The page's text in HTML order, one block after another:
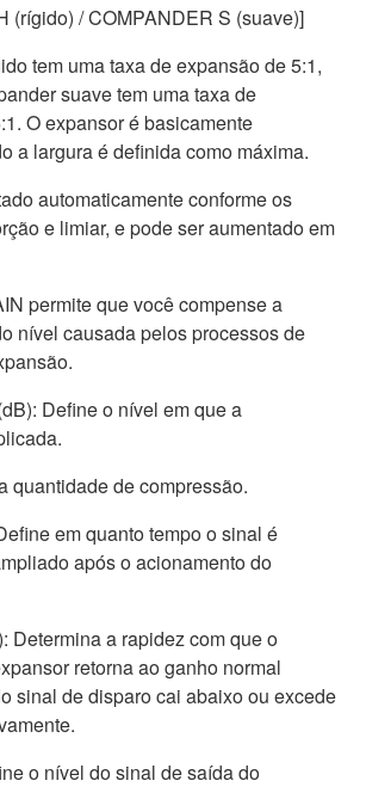
(rígido) / COMPANDER S (suave)]
tem uma taxa de expansão de 5:1,
suave tem uma taxa de
O expansor é basicamente
a largura é definida como máxima.
automaticamente conforme os
e limiar, e pode ser aumentado em
permite que você compense a
nível causada pelos processos de
Define o nível em que a
quantidade de compressão.
em quanto tempo o sinal é
após o acionamento do
Determina a rapidez com que o
retorna ao ganho normal
sinal de disparo cai abaixo ou excede
o nível do sinal de saída do